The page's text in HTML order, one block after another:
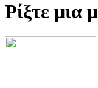
Ρίξτε μια